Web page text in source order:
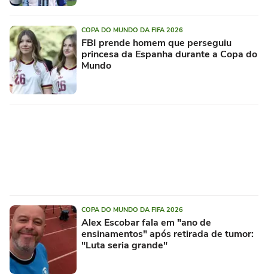
COPA DO MUNDO DA FIFA 2026
FBI prende homem que perseguiu
princesa da Espanha durante a Copa do
Mundo
COPA DO MUNDO DA FIFA 2026
Alex Escobar fala em "ano de
ensinamentos" após retirada de tumor:
"Luta seria grande"